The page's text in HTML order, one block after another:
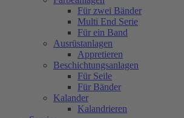
Für zwei Bänder
Multi End Serie
Für ein Band
Ausrüstanlagen
Appretieren
Beschichtungsanlagen
Für Seile
Für Bänder
Kalander
Kalandrieren